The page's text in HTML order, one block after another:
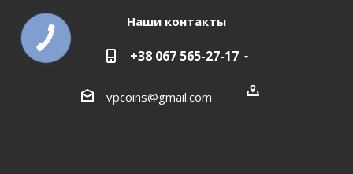
Наши контакты
+38 067 565-27-17
vpcoins@gmail.com